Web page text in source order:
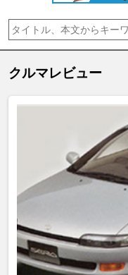
クルマレビュー